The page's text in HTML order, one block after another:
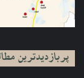
پربازدیدترین